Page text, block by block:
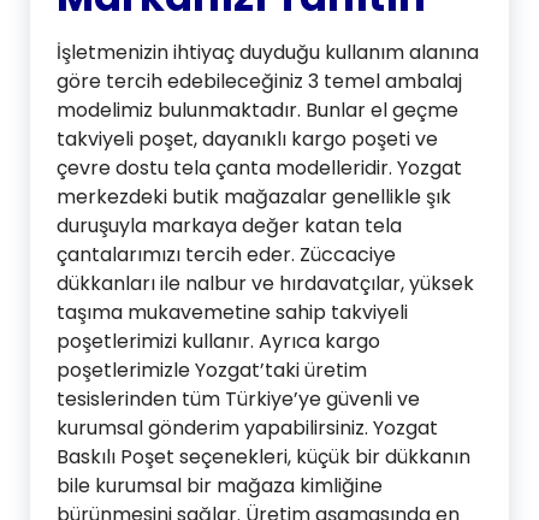
İşletmenizin ihtiyaç duyduğu kullanım alanına
göre tercih edebileceğiniz 3 temel ambalaj
modelimiz bulunmaktadır. Bunlar el geçme
takviyeli poşet, dayanıklı kargo poşeti ve
çevre dostu tela çanta modelleridir. Yozgat
merkezdeki butik mağazalar genellikle şık
duruşuyla markaya değer katan tela
çantalarımızı tercih eder. Züccaciye
dükkanları ile nalbur ve hırdavatçılar, yüksek
taşıma mukavemetine sahip takviyeli
poşetlerimizi kullanır. Ayrıca kargo
poşetlerimizle Yozgat’taki üretim
tesislerinden tüm Türkiye’ye güvenli ve
kurumsal gönderim yapabilirsiniz. Yozgat
Baskılı Poşet seçenekleri, küçük bir dükkanın
bile kurumsal bir mağaza kimliğine
bürünmesini sağlar. Üretim aşamasında en